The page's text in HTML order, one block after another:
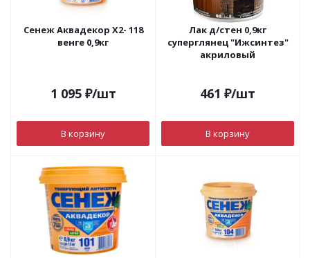
Сенеж Аквадекор Х2- 118
венге 0,9кг
1 095₽/шт
В корзину
Лак д/стен 0,9кг
суперглянец "Ижсинтез"
акриловый
461 ₽/шт
В корзину